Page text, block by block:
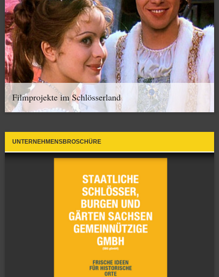
Filmprojekte im Schlösserland
UNTERNEHMENSBROSCHÜRE